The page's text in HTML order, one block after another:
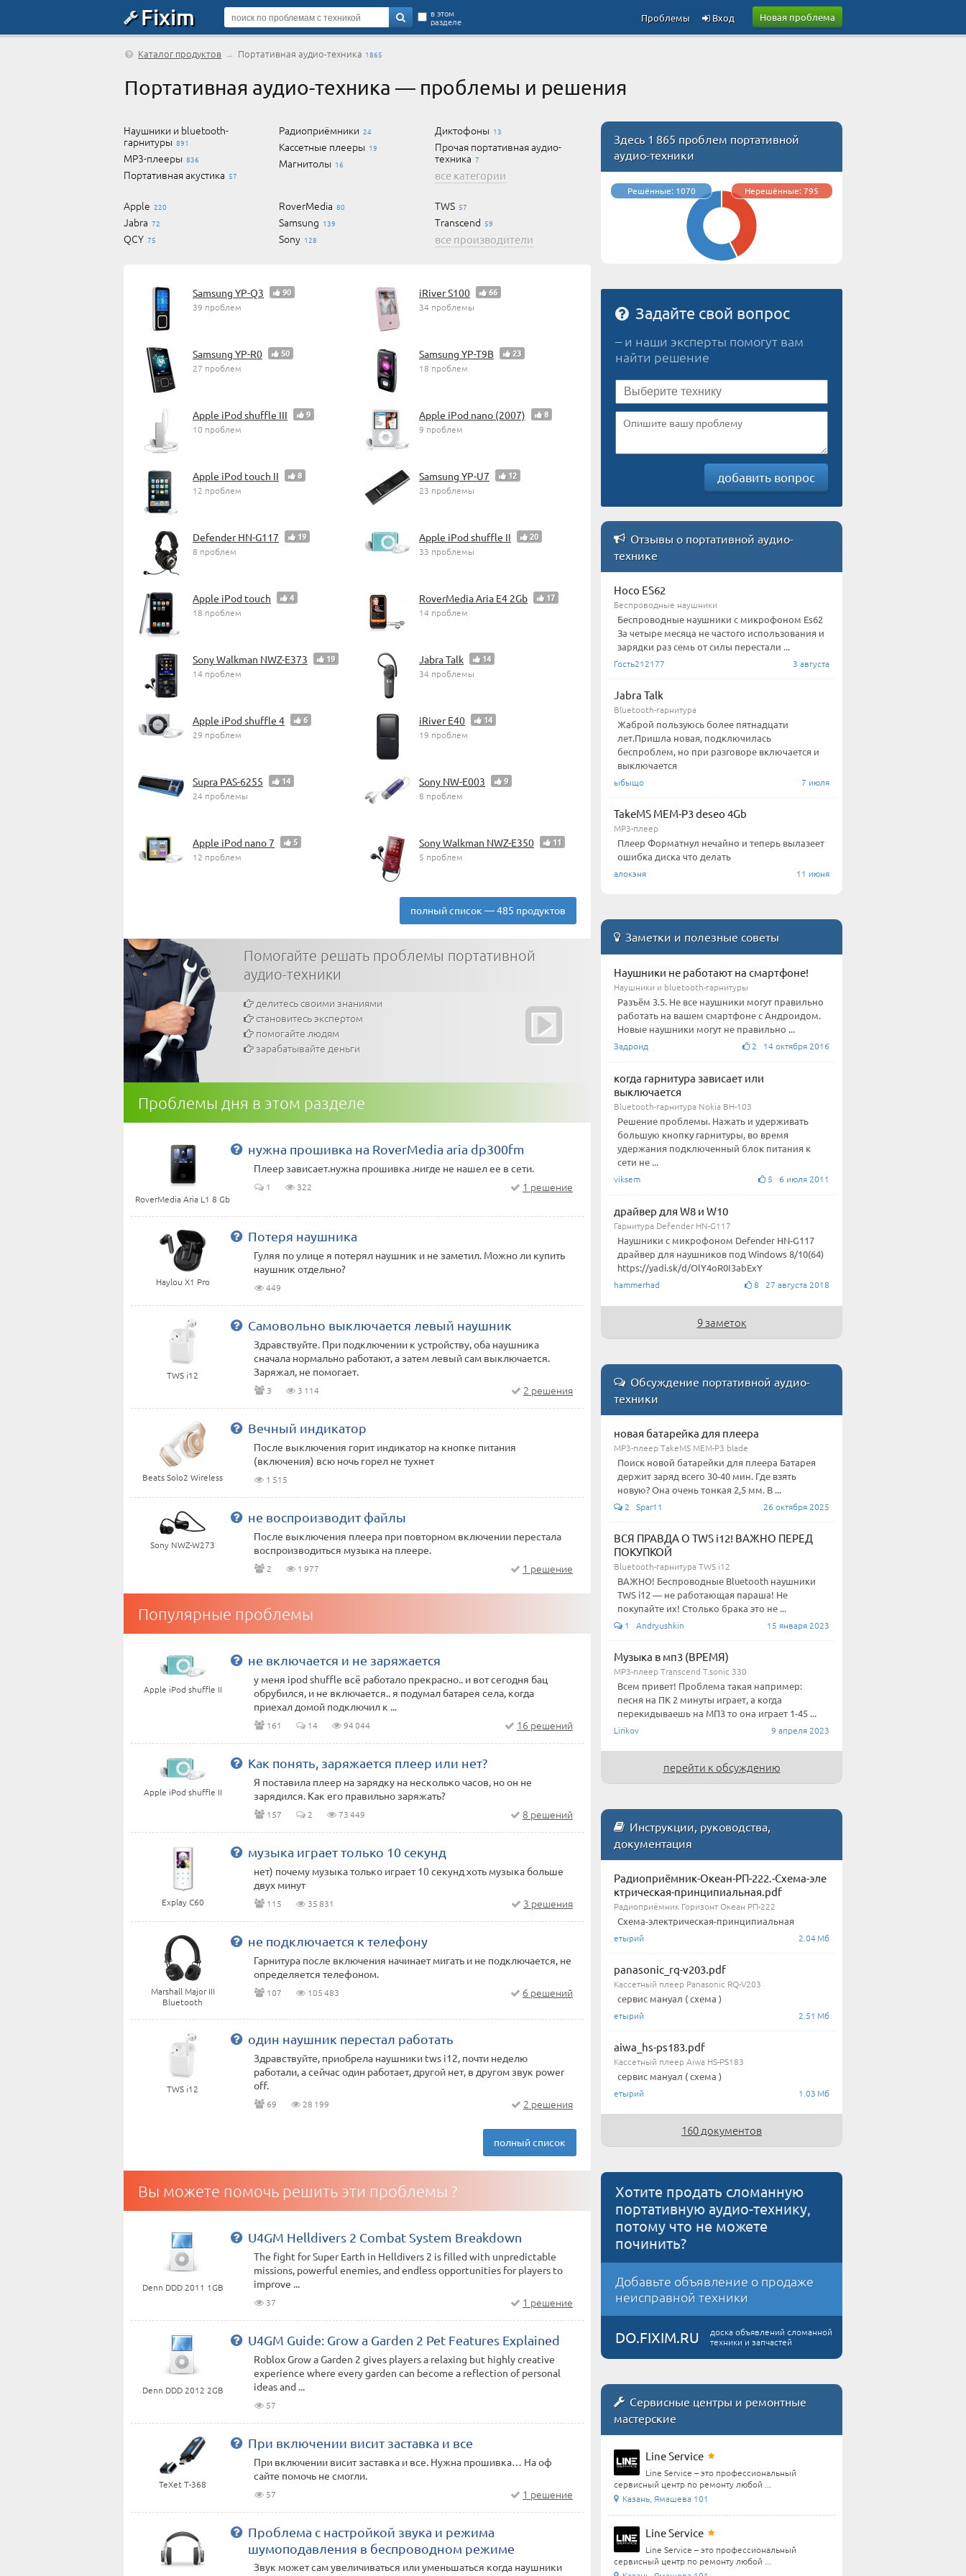
Fixim Новая проблема
в этом
разделе Вход
Проблемы
Каталог продуктов → Портативная аудио-техника 1865
Портативная аудио-техника — проблемы и решения
Наушники и bluetooth-
гарнитуры 891
MP3-плееры 836
Портативная акустика 57
Радиоприёмники 24
Кассетные плееры 19
Магнитолы 16
Диктофоны 13
Прочая портативная аудио-
техника 7
все категории
Apple 220
Jabra 72
QCY 75
RoverMedia 80
Samsung 139
Sony 128
TWS 57
Transcend 59
все производители
Samsung YP-Q3 90
39 проблем
iRiver S100 66
34 проблемы
Samsung YP-R0 50
27 проблем
Samsung YP-T9B 23
18 проблем
Apple iPod shuffle III 9
10 проблем
Apple iPod nano (2007) 8
9 проблем
Apple iPod touch II 8
12 проблем
Samsung YP-U7 12
23 проблемы
Defender HN-G117 19
8 проблем
Apple iPod shuffle II 20
33 проблемы
Apple iPod touch 4
18 проблем
RoverMedia Aria E4 2Gb 17
14 проблем
Sony Walkman NWZ-E373 19
14 проблем
Jabra Talk 14
34 проблемы
Apple iPod shuffle 4 6
29 проблем
iRiver E40 14
19 проблем
Supra PAS-6255 14
24 проблемы
Sony NW-E003 9
8 проблем
Apple iPod nano 7 5
12 проблем
Sony Walkman NWZ-E350 11
5 проблем
полный список — 485 продуктов
Помогайте решать проблемы портативной
аудио-техники
делитесь своими знаниями
становитесь экспертом
помогайте людям
зарабатывайте деньги
Проблемы дня в этом разделе
RoverMedia Aria L1 8 Gb
нужна прошивка на RoverMedia aria dp300fm
Плеер зависает.нужна прошивка .нигде не нашел ее в сети.
1 322 1 решение
Haylou X1 Pro
Потеря наушника
Гуляя по улице я потерял наушник и не заметил. Можно ли купить
наушник отдельно?
449
TWS i12
Самовольно выключается левый наушник
Здравствуйте. При подключении к устройству, оба наушника
сначала нормально работают, а затем левый сам выключается.
Заряжал, не помогает.
3 3 114 2 решения
Beats Solo2 Wireless
Вечный индикатор
После выключения горит индикатор на кнопке питания
(включения) всю ночь горел не тухнет
1 515
Sony NWZ-W273
не воспроизводит файлы
После выключения плеера при повторном включении перестала
воспроизводиться музыка на плеере.
2 1 977 1 решение
Популярные проблемы
Apple iPod shuffle II
не включается и не заряжается
у меня ipod shuffle всё работало прекрасно.. и вот сегодня бац
обрубился, и не включается.. я подумал батарея села, когда
приехал домой подключил к ...
161 14 94 044 16 решений
Apple iPod shuffle II
Как понять, заряжается плеер или нет?
Я поставила плеер на зарядку на несколько часов, но он не
зарядился. Как его правильно заряжать?
157 2 73 449 8 решений
Explay C60
музыка играет только 10 секунд
нет) почему музыка только играет 10 секунд хоть музыка больше
двух минут
115 35 831 3 решения
Marshall Major III
Bluetooth
не подключается к телефону
Гарнитура после включения начинает мигать и не подключается, не
определяется телефоном.
107 105 483 6 решений
TWS i12
один наушник перестал работать
Здравствуйте, приобрела наушники tws i12, почти неделю
работали, а сейчас один работает, другой нет, в другом звук power
off.
69 28 199 2 решения
полный список
Вы можете помочь решить эти проблемы ?
Denn DDD 2011 1GB
U4GM Helldivers 2 Combat System Breakdown
The fight for Super Earth in Helldivers 2 is filled with unpredictable
missions, powerful enemies, and endless opportunities for players to
improve ...
37 1 решение
Denn DDD 2012 2GB
U4GM Guide: Grow a Garden 2 Pet Features Explained
Roblox Grow a Garden 2 gives players a relaxing but highly creative
experience where every garden can become a reflection of personal
ideas and ...
57
TeXet T-368
При включении висит заставка и все
При включении висит заставка и все. Нужна прошивка… На оф
сайте помочь не смогли.
57 1 решение
Проблема с настройкой звука и режима
шумоподавления в беспроводном режиме
Звук может сам увеличиваться или уменьшаться когда наушники
Здесь 1 865 проблем портативной
аудио-техники
Решённые: 1070 Нерешённые: 795
Задайте свой вопрос
– и наши эксперты помогут вам
найти решение
добавить вопрос
Отзывы о портативной аудио-
технике
Hoco ES62
Беспроводные наушники
Беспроводные наушники с микрофоном Es62
За четыре месяца не частого использования и
зарядки раз семь от силы перестали ...
Гость212177 3 августа
Jabra Talk
Bluetooth-гарнитура
Жаброй пользуюсь более пятнадцати
лет.Пришла новая, подключилась
беспроблем, но при разговоре включается и
выключается
ыбыщо 7 июля
TakeMS MEM-P3 deseo 4Gb
MP3-плеер
Плеер Форматнул нечайно и теперь вылазеет
ошибка диска что делать
алокэня 11 июня
Заметки и полезные советы
Наушники не работают на смартфоне!
Наушники и bluetooth-гарнитуры
Разъём 3.5. Не все наушники могут правильно
работать на вашем смартфоне с Андроидом.
Новые наушники могут не правильно ...
Задроид 2 14 октября 2016
когда гарнитура зависает или
выключается
Bluetooth-гарнитура Nokia BH-103
Решение проблемы. Нажать и удерживать
большую кнопку гарнитуры, во время
удержания подключенный блок питания к
сети не ...
viksem 5 6 июля 2011
драйвер для W8 и W10
Гарнитура Defender HN-G117
Наушники с микрофоном Defender HN-G117
драйвер для наушников под Windows 8/10(64)
https://yadi.sk/d/OlY4oR0I3abExY
hammerhad 8 27 августа 2018
9 заметок
Обсуждение портативной аудио-
техники
новая батарейка для плеера
MP3-плеер TakeMS MEM-P3 blade
Поиск новой батарейки для плеера Батарея
держит заряд всего 30-40 мин. Где взять
новую? Она очень тонкая 2,5 мм. В ...
2 Spar11 26 октября 2025
ВСЯ ПРАВДА О TWS i12! ВАЖНО ПЕРЕД
ПОКУПКОЙ
Bluetooth-гарнитура TWS i12
ВАЖНО! Беспроводные Bluetooth наушники
TWS i12 — не работающая параша! Не
покупайте их! Столько брака это не ...
1 Andryushkin 15 января 2023
Музыка в мп3 (ВРЕМЯ)
MP3-плеер Transcend T.sonic 330
Всем привет! Проблема такая например:
песня на ПК 2 минуты играет, а когда
перекидываешь на МП3 то она играет 1-45 ...
Lirikov 9 апреля 2023
перейти к обсуждению
Инструкции, руководства,
документация
Радиоприёмник-Океан-РП-222.-Схема-эле
ктрическая-принципиальная.pdf
Радиоприёмник Горизонт Океан РП-222
Схема-электрическая-принципиальная
етырий 2.04 Мб
panasonic_rq-v203.pdf
Кассетный плеер Panasonic RQ-V203
сервис мануал ( схема )
етырий 2.51 Мб
aiwa_hs-ps183.pdf
Кассетный плеер Aiwa HS-PS183
сервис мануал ( схема )
етырий 1.03 Мб
160 документов
Хотите продать сломанную
портативную аудио-технику,
потому что не можете
починить?
Добавьте объявление о продаже
неисправной техники
DO.FIXIM.RU
доска объявлений сломанной
техники и запчастей
Сервисные центры и ремонтные
мастерские
Line Service
Line Service – это профессиональный
сервисный центр по ремонту любой ...
Казань, Ямашева 101
Line Service
Line Service – это профессиональный
сервисный центр по ремонту любой ...